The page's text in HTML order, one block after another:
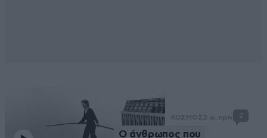
ΚΟΣΜΟΣ2 ω. πριν 2
Ο άνθρωπος που